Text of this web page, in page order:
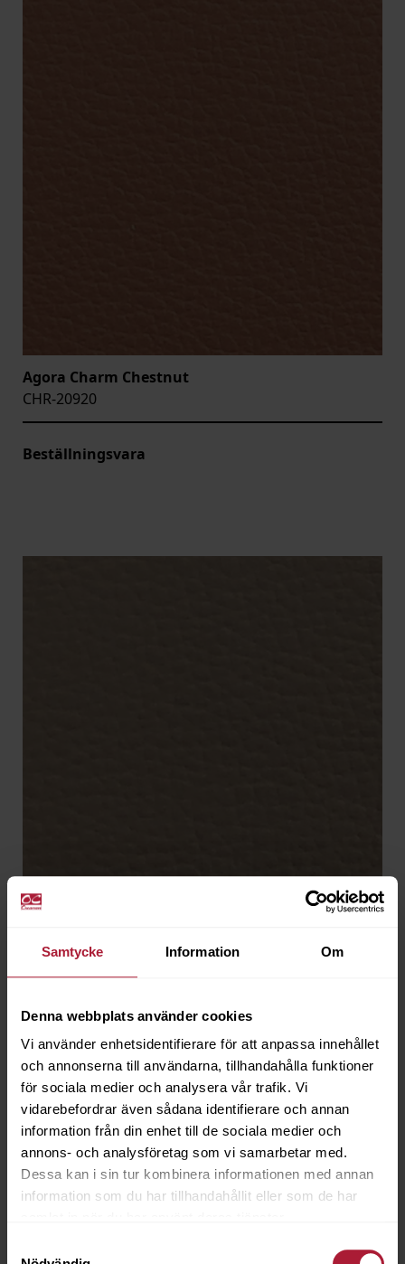
Samtycke Information Om
Denna webbplats använder cookies
Vi använder enhetsidentifierare för att anpassa innehållet
och annonserna till användarna, tillhandahålla funktioner
för sociala medier och analysera vår trafik. Vi
vidarebefordrar även sådana identifierare och annan
information från din enhet till de sociala medier och
annons- och analysföretag som vi samarbetar med.
Dessa kan i sin tur kombinera informationen med annan
information som du har tillhandahållit eller som de har
Agora Charm Chestnut
CHR-20920
Beställningsvara
CHR-20921
Beställningsvara